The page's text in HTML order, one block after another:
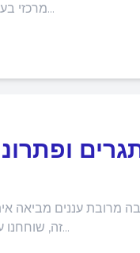
מרכזי בעת קבלת החלטות בעולם העסקי. בין היתר דיברנו...
59: אתגרים
עננים מביאה
זה, שוחחנו על האתגרים ועל הפתרונות שיכולים לסייע בניהול...